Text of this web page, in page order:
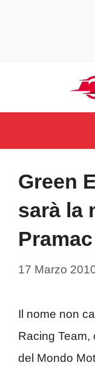
contenuto
Green
sarà la
17 Marzo
Il nome non
Racing Team,
del Mondo